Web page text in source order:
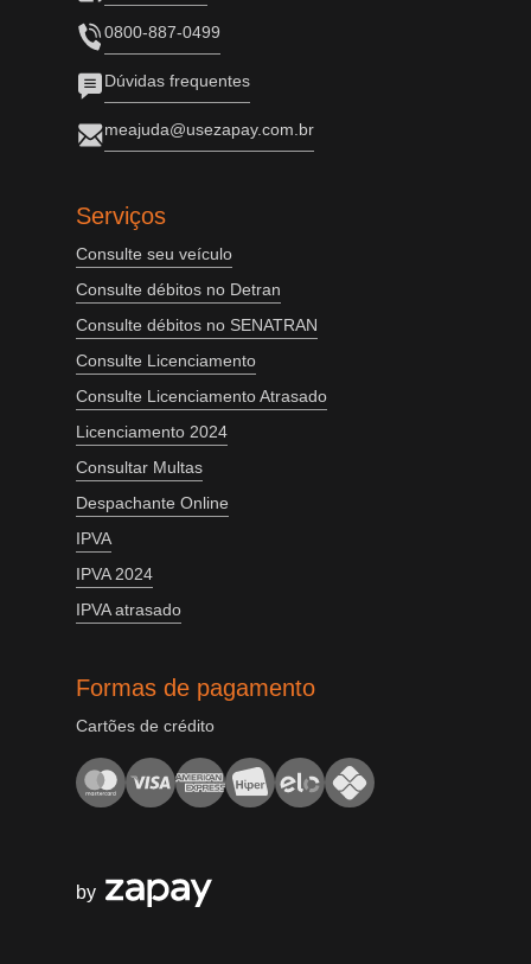
0800-887-0499
Dúvidas frequentes
meajuda@usezapay.com.br
Serviços
Consulte seu veículo
Consulte débitos no Detran
Consulte débitos no SENATRAN
Consulte Licenciamento
Consulte Licenciamento Atrasado
Licenciamento 2024
Consultar Multas
Despachante Online
IPVA
IPVA 2024
IPVA atrasado
Formas de pagamento
Cartões de crédito
by